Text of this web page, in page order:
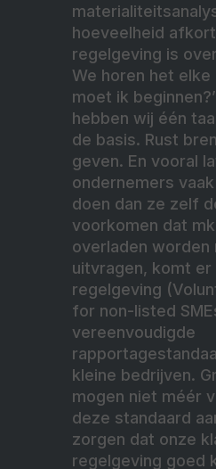
hoeveelheid
regelgeving is
We horen het elke
moet ik
hebben wij één
de basis. Rust
geven. En vooral
ondernemers
doen dan ze zelf
voorkomen dat
overladen worden
uitvragen, komt er
regelgeving
for non-listed
vereenvoudigde
kleine bedrijven.
mogen niet méér
deze standaard
zorgen dat onze
regelgeving goed